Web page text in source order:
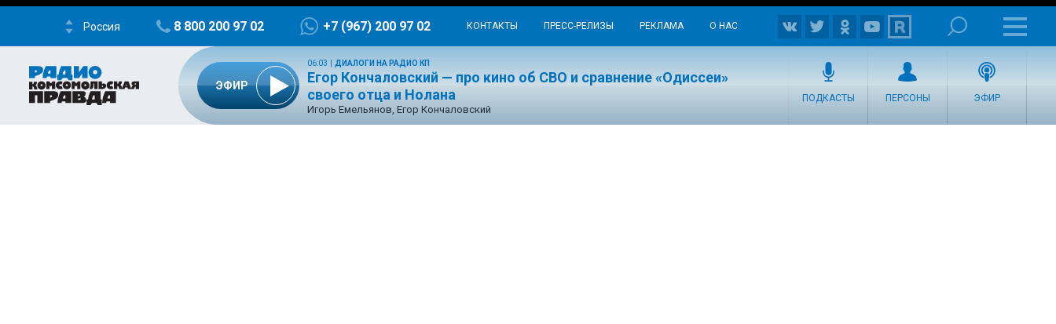
Россия 8 800 200 97 02 +7 (967) 200 97 02 КОНТАКТЫ ПРЕСС-РЕЛИЗЫ РЕКЛАМА О НАС
ЭФИР
06:03 ДИАЛОГИ НА РАДИО КП
Егор Кончаловский — про кино об СВО и сравнение «Одиссеи»
своего отца и Нолана
Игорь Емельянов, Егор Кончаловский
ПОДКАСТЫ ПЕРСОНЫ ЭФИР